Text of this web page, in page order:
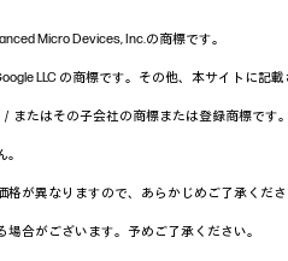
Micro Devices, Inc.の商標です。
LLC の商標です。その他、本サイトに記
またはその子会社の商標または登録商標です。
が異なりますので、あらかじめご了承くださ
合がございます。予めご了承ください。